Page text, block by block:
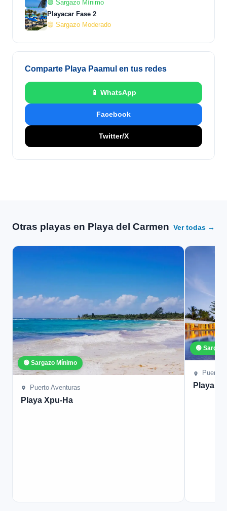
🟢 Sargazo Mínimo
Playacar Fase 2
🟡 Sargazo Moderado
Comparte Playa Paamul en tus redes
📱 WhatsApp
Facebook
Twitter/X
Otras playas en Playa del Carmen Ver todas →
🟢 Sargazo Mínimo
Puerto Aventuras
Playa Xpu-Ha
🟢
Puerto
Playa